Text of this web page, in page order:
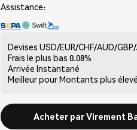
Assistance:
Devises USD/EUR/CHF/AUD/
Frais le plus bas 0.08%
Arrivée Instantané
Meilleur pourMontants plus
Acheter par Virement